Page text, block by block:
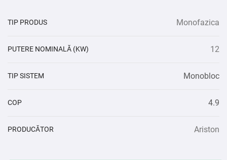
TIP PRODUS Monofazica
PUTERE NOMINALĂ (KW) 12
TIP SISTEM Monobloc
COP 4.9
PRODUCĂTOR Ariston